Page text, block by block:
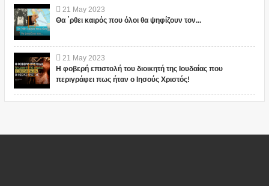
21 May 2023
Θα ΄ρθει καιρός που όλοι θα ψηφίζουν τον...
21 May 2023
Η φοβερή επιστολή του διοικητή της Ιουδαίας που
περιγράφει πως ήταν ο Ιησούς Χριστός!